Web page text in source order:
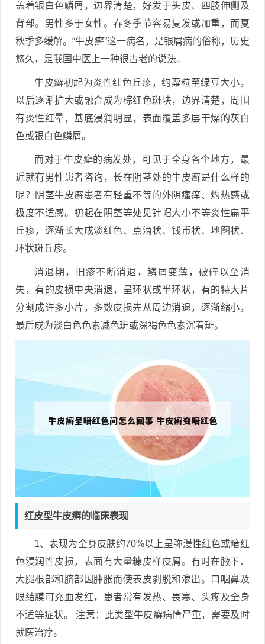
盖着银白色鳞屑，边界清楚，好发于头皮、四肢伸侧及
背部。男性多于女性。春冬季节容易复发或加重，而夏
秋季多缓解。“牛皮癣”这一病名，是银屑病的俗称，历史
悠久，是我国中医上一种很古老的说法。
牛皮癣初起为炎性红色丘疹，约粟粒至绿豆大小，
以后逐渐扩大或融合成为棕红色斑块，边界清楚，周围
有炎性红晕，基底浸润明显，表面覆盖多层干燥的灰白
色或银白色鳞屑。
而对于牛皮癣的病发处，可见于全身各个地方，最
近就有男性患者咨询，长在阴茎处的牛皮癣是什么样的
呢？阴茎牛皮癣患者有轻重不等的外阴瘙痒、灼热感或
极度不适感。初起在阴茎等处见针帽大小不等炎性扁平
丘疹，逐渐长大成淡红色、点滴状、钱币状、地图状、
环状斑丘疹。
消退期，旧疹不断消退，鳞屑变薄，破碎以至消
失，有的皮损中央消退，呈环状或半环状，有的特大片
分割成许多小片，多数皮损先从周边消退，逐渐缩小，
最后成为淡白色色素减色斑或深褐色色素沉着斑。
红皮型牛皮癣的临床表现
1、表现为全身皮肤约70%以上呈弥漫性红色或暗红
色浸润性皮损，表面有大量糠皮样皮屑。有时在腋下、
大腿根部和脐部因肿胀而使表皮剥脱和渗出。口咽鼻及
眼结膜可充血发红，患者常有发热、畏寒、头疼及全身
不适等症状。 注意：此类型牛皮癣病情严重，需要及时
就医治疗。